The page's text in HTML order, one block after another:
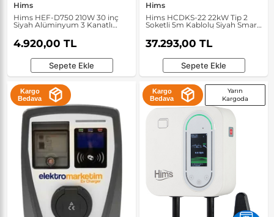
Hims
Hims HEF-D750 210W 30 inç
Siyah Alüminyum 3 Kanatlı
4.920,00 TL
Sepete Ekle
Hims
Hims HCDKS-22 22kW Tip 2
Soketli 5m Kablolu Siyah Smart
37.293,00 TL
Sepete Ekle
Kargo
Bedava
Kargo
Bedava
Yarın
Kargoda